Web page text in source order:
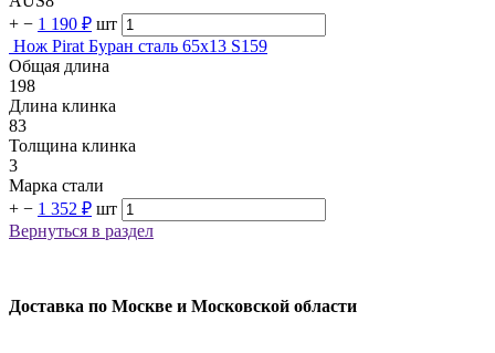
+ − 1 190 ₽ шт
Нож Pirat Буран сталь 65х13 S159
Общая длина
198
Длина клинка
83
Толщина клинка
3
Марка стали
+ − 1 352 ₽ шт
Вернуться в раздел
Доставка по Москве и Московской области